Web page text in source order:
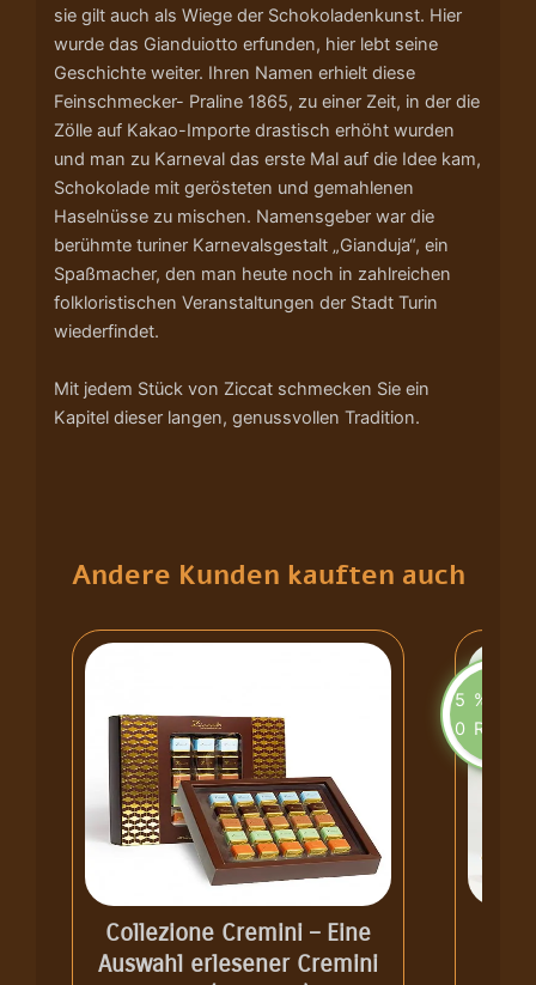
sie gilt auch als Wiege der Schokoladenkunst. Hier
wurde das Gianduiotto erfunden, hier lebt seine
Geschichte weiter. Ihren Namen erhielt diese
Feinschmecker- Praline 1865, zu einer Zeit, in der die
Zölle auf Kakao-Importe drastisch erhöht wurden
und man zu Karneval das erste Mal auf die Idee kam,
Schokolade mit gerösteten und gemahlenen
Haselnüsse zu mischen. Namensgeber war die
berühmte turiner Karnevalsgestalt „Gianduja“, ein
Spaßmacher, den man heute noch in zahlreichen
folkloristischen Veranstaltungen der Stadt Turin
wiederfindet.
Mit jedem Stück von Ziccat schmecken Sie ein
Kapitel dieser langen, genussvollen Tradition.
Andere Kunden kauften auch
Collezione Cremini – Eine
Auswahl erlesener Cremini
5
0
%
Rabatt